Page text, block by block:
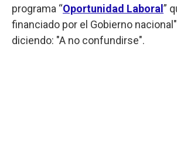
programa “Oportunidad Laboral ”
financiado por el Gobierno
diciendo: "A no confundirse".